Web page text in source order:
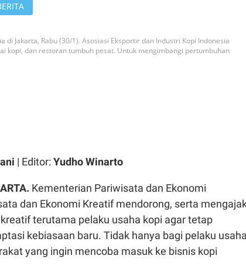
di Jakarta, Rabu (30/1). Asosiasi Eksportir dan Industri Kopi Indonesia
kopi, dan restoran tumbuh pesat. Untuk mengimbangi pertumbuhan
| Editor: Yudho Winarto
Kementerian Pariwisata dan Ekonomi
dan Ekonomi Kreatif mendorong, serta
terutama pelaku usaha kopi agar tetap
kebiasaan baru. Tidak hanya bagi pelaku usaha
yang ingin mencoba masuk ke bisnis kopi